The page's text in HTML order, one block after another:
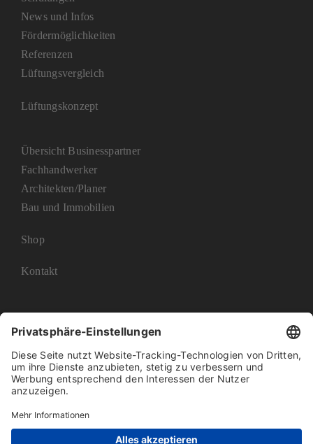
News und Infos
Fördermöglichkeiten
Referenzen
Lüftungsvergleich
Lüftungskonzept
Übersicht Businesspartner
Fachhandwerker
Architekten/Planer
Bau und Immobilien
Shop
Kontakt